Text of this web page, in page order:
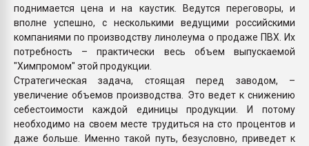
поднимается цена и на каустик. Ведутся переговоры, и
вполне успешно, с несколькими ведущими российскими
компаниями по производству линолеума о продаже ПВХ. Их
потребность – практически весь объем выпускаемой
"Химпромом" этой продукции.
Стратегическая задача, стоящая перед заводом, –
увеличение объемов производства. Это ведет к снижению
себестоимости каждой единицы продукции. И потому
необходимо на своем месте трудиться на сто процентов и
даже больше. Именно такой путь, безусловно, приведет к